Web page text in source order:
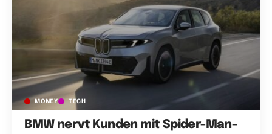
MONEY TECH
BMW nervt Kunden mit Spider-Man-